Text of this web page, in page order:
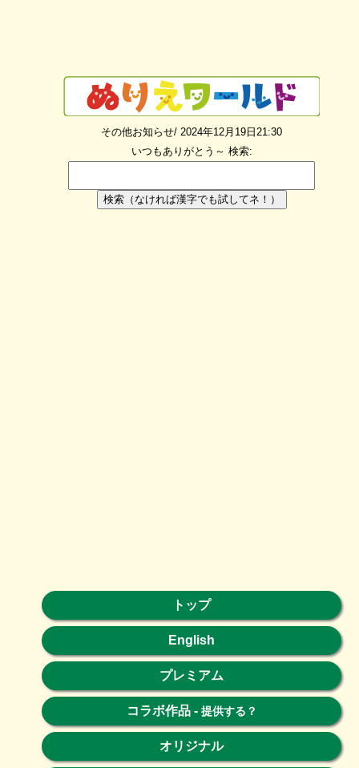
その他お知らせ/ 2024年12月19日21:30
いつもありがとう～ 検索:
検索（なければ漢字でも試してネ！）
トップ
English
プレミアム
コラボ作品- 提供する？
オリジナル